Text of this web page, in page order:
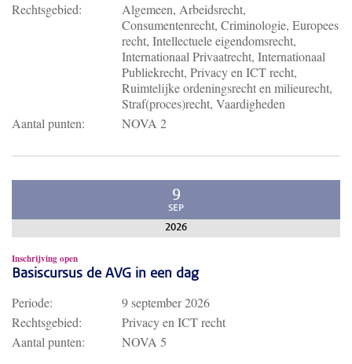
Rechtsgebied:
Algemeen, Arbeidsrecht,
Consumentenrecht, Criminologie, Europees
recht, Intellectuele eigendomsrecht,
Internationaal Privaatrecht, Internationaal
Publiekrecht, Privacy en ICT recht,
Ruimtelijke ordeningsrecht en milieurecht,
Straf(proces)recht, Vaardigheden
Aantal punten:
NOVA 2
9
SEP
2026
Inschrijving open
Basiscursus de AVG in een dag
Periode:
9 september 2026
Rechtsgebied:
Privacy en ICT recht
Aantal punten:
NOVA 5